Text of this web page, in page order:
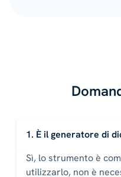
1. È il generatore di
Sì, lo strumento è
utilizzarlo, non è